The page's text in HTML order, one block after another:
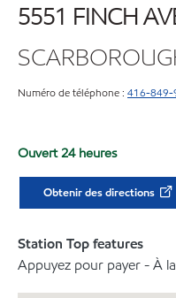
5551 FINCH
Numéro de téléphone : 416-849-
Ouvert 24 heures
Obtenir des directions
Station Top features
Appuyez pour payer - À